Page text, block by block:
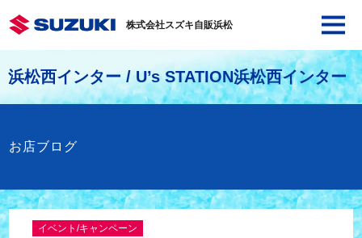
株式会社スズキ自販浜松
浜松西インター / U’s STATION浜松西インター
お店ブログ
イベント/キャンペーン